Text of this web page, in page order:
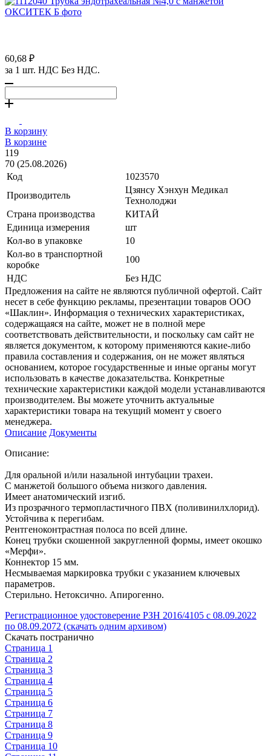
60,68 ₽
за 1 шт. НДС Без НДС.
В корзину
В корзине
119
70 (25.08.2026)
Код
1023570
Производитель
Цзянсу Хэнхун Медикал
Технолоджи
Страна производства
КИТАЙ
Единица измерения
шт
Кол-во в упаковке
10
Кол-во в транспортной
коробке
100
НДС
Без НДС
Предложения на сайте не являются публичной офертой. Сайт
несет в себе функцию рекламы, презентации товаров ООО
«Шаклин». Информация о технических характеристиках,
содержащаяся на сайте, может не в полной мере
соответствовать действительности, и поскольку сам сайт не
является документом, к которому применяются какие-либо
правила составления и содержания, он не может являться
основанием, которое государственные и иные органы могут
использовать в качестве доказательства. Конкретные
технические характеристики каждой модели устанавливаются
производителем. Вы можете уточнить актуальные
характеристики товара на текущий момент у своего
менеджера.
Описание Документы
Описание:
Для оральной и/или назальной интубации трахеи.
С манжетой большого объема низкого давления.
Имеет анатомический изгиб.
Из прозрачного термопластичного ПВХ (поливинилхлорид).
Устойчива к перегибам.
Рентгеноконтрастная полоса по всей длине.
Конец трубки скошенной закругленной формы, имеет окошко
«Мерфи».
Коннектор 15 мм.
Несмываемая маркировка трубки с указанием ключевых
параметров.
Стерильно. Нетоксично. Апирогенно.
Регистрационное удостоверение РЗН 2016/4105 с 08.09.2022
по 08.09.2072 (скачать одним архивом)
Скачать постранично
Страница 1
Страница 2
Страница 3
Страница 4
Страница 5
Страница 6
Страница 7
Страница 8
Страница 9
Страница 10